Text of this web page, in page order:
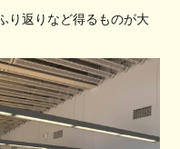
り返りなど得るものが大